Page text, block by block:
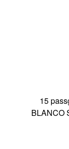
15
BLANCO